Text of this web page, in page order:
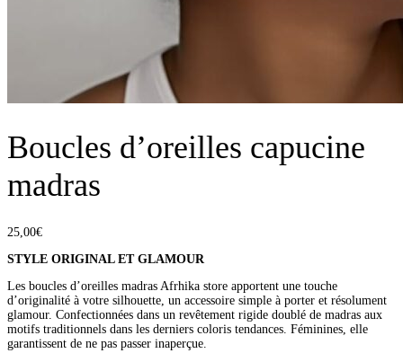
Boucles d’oreilles capucine
madras
25,00€
STYLE ORIGINAL ET GLAMOUR
Les boucles d’oreilles madras Afrhika store apportent une touche
d’originalité à votre silhouette, un accessoire simple à porter et résolument
glamour. Confectionnées dans un revêtement rigide doublé de madras aux
motifs traditionnels dans les derniers coloris tendances. Féminines, elle
garantissent de ne pas passer inaperçue.